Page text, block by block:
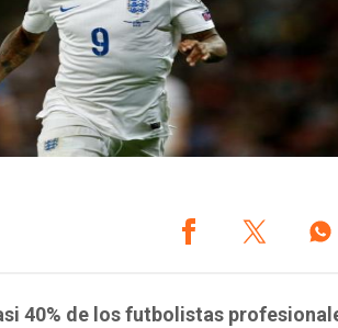
40% de los futbolistas